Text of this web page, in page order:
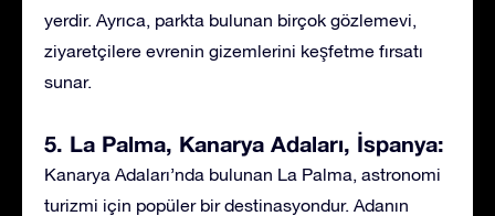
yerdir. Ayrıca, parkta bulunan birçok gözlemevi,
ziyaretçilere evrenin gizemlerini keşfetme fırsatı
sunar.
5. La Palma, Kanarya Adaları, İspanya:
Kanarya Adaları’nda bulunan La Palma, astronomi
turizmi için popüler bir destinasyondur. Adanın